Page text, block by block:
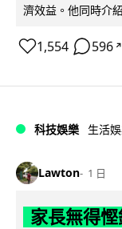
濟效益。他同時介
1,554 596 ↗
科技娛樂 生活
Lawton 1 日
家長無得